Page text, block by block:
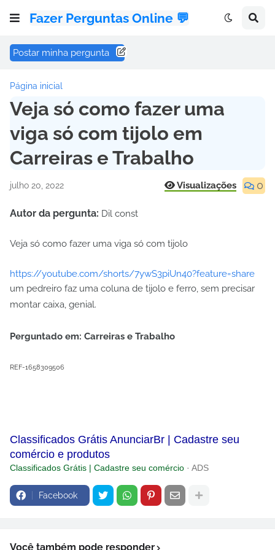
Fazer Perguntas Online 💬
Postar minha pergunta
Página inicial
Veja só como fazer uma
viga só com tijolo em
Carreiras e Trabalho
julho 20, 2022 Visualizações 0
Autor da pergunta: Dil const
Veja só como fazer uma viga só com tijolo
https://youtube.com/shorts/7ywS3piUn40?feature=share
um pedreiro faz uma coluna de tijolo e ferro, sem precisar
montar caixa, genial.
Perguntado em: Carreiras e Trabalho
REF-1658309506
Classificados Grátis AnunciarBr | Cadastre seu
comércio e produtos
Classificados Grátis | Cadastre seu comércio · ADS
Facebook
Você também pode responder